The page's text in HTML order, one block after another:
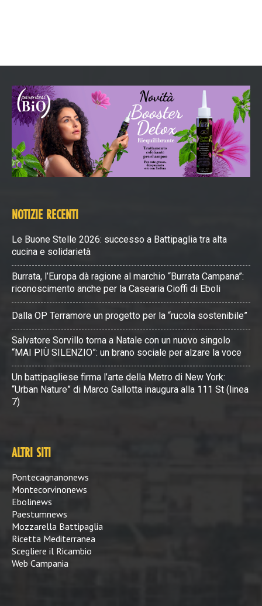
NOTIZIE RECENTI
Le Buone Stelle 2026: successo a Battipaglia tra alta
cucina e solidarietà
Burrata, l’Europa dà ragione al marchio “Burrata Campana”:
riconoscimento anche per la Casearia Cioffi di Eboli
Dalla OP Terramore un progetto per la “rucola sostenibile”
Salvatore Sorvillo torna a Natale con un nuovo singolo
“MAI PIÙ SILENZIO”: un brano sociale per alzare la voce
Un battipagliese firma l’arte della Metro di New York:
“Urban Nature” di Marco Gallotta inaugura alla 111 St (linea
7)
ALTRI SITI
Pontecagnanonews
Montecorvinonews
Ebolinews
Paestumnews
Mozzarella Battipaglia
Ricetta Mediterranea
Scegliere il Ricambio
Web Campania